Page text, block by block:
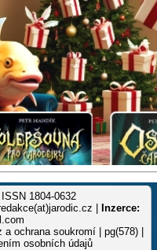
1804-0632
|
Inzerce:
a ochrana soukromí | pg(578) |
osobních údajů